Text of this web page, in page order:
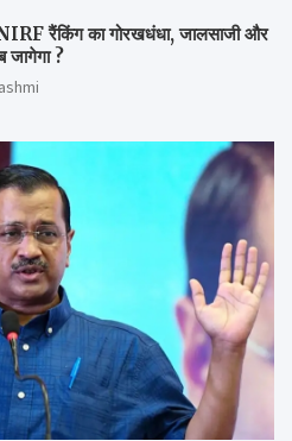
रैंकिंग का गोरखधंधा, जालसाजी और
जागेगा ?